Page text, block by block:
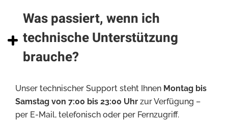
Was passiert, wenn ich
technische Unterstützung
brauche?
Unser technischer Support steht Ihnen Montag bis
Samstag von 7:00 bis 23:00 Uhr zur Verfügung –
per E-Mail, telefonisch oder per Fernzugriff.